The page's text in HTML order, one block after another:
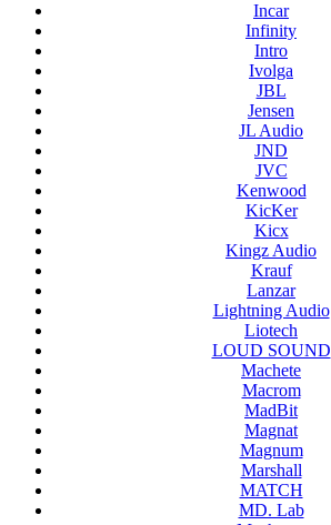
Incar
Infinity
Intro
Ivolga
JBL
Jensen
JL Audio
JND
JVC
Kenwood
KicKer
Kicx
Kingz Audio
Krauf
Lanzar
Lightning Audio
Liotech
LOUD SOUND
Machete
Macrom
MadBit
Magnat
Magnum
Marshall
MATCH
MD. Lab